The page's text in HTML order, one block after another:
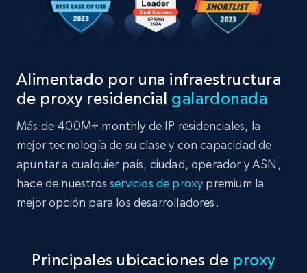
Alimentado por una infraestructura
de proxy residencial galardonada
Más de 400M+ monthly de IP residenciales, la
mejor tecnología de su clase y con capacidad de
apuntar a cualquier país, ciudad, operador y ASN,
hace de nuestrosservicios de proxy premium la
mejor opción para los desarrolladores.
Principales ubicaciones de proxy